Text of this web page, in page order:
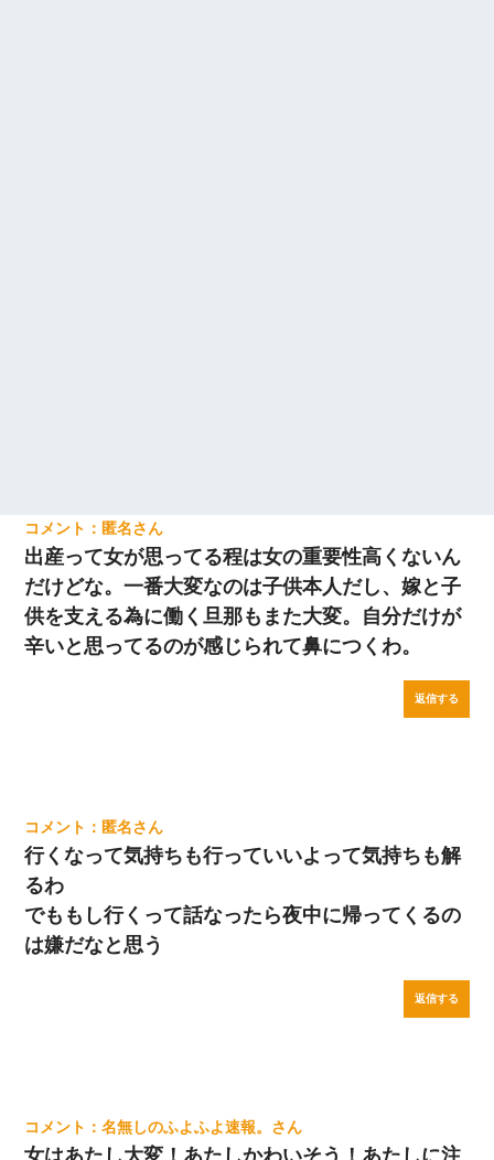
匿名
出産って女が思ってる程は女の重要性高くないん
だけどな。一番大変なのは子供本人だし、嫁と子
供を支える為に働く旦那もまた大変。自分だけが
辛いと思ってるのが感じられて鼻につくわ。
返信する
匿名
行くなって気持ちも行っていいよって気持ちも解
るわ
でももし行くって話なったら夜中に帰ってくるの
は嫌だなと思う
返信する
名無しのふよふよ速報。
女はあたし大変！あたしかわいそう！あたしに注